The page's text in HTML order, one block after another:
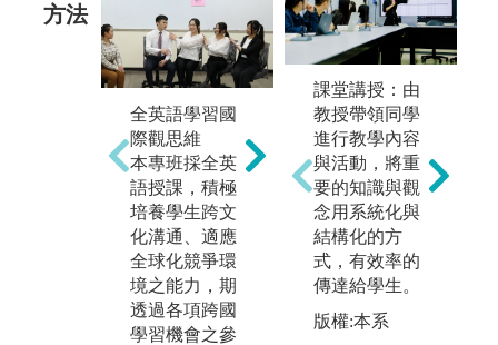
方法
全英語學習國
際觀思維
本專班採全英
語授課，積極
培養學生跨文
化溝通、適應
全球化競爭環
境之能力，期
透過各項跨國
學習機會之參
創新與創業能
力
學程積極推動
三創（即創
意、創新和創
業）教育及極
力營造之「活
用創意、激發
創新、迎向創
課堂講授：由
教授帶領同學
進行教學內容
與活動，將重
要的知識與觀
念用系統化與
結構化的方
式，有效率的
傳達給學生。
版權:本系